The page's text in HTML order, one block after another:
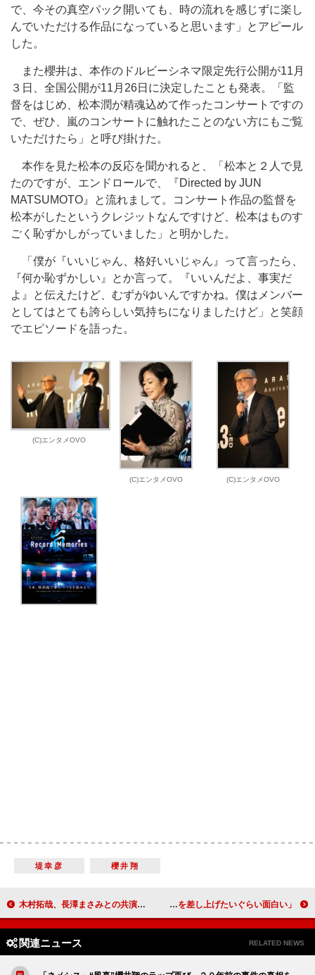
で、今その真空パック開いても、時の流れを感じずに楽し
んでいただける作品になっていると思います」とアピール
した。
また櫻井は、本作のドルビーシネマ限定先行公開が11月
３日、全国公開が11月26日に決定したことも発表。「監
督をはじめ、松本潤が精魂込めて作ったコンサートですの
で、ぜひ、嵐のコンサートに触れたことのない方にもご覧
いただけたら」と呼び掛けた。
本作を見た松本の反応を聞かれると、「松本と２人で見
たのですが、エンドロールで、『Directed by JUN
MATSUMOTO』と流れまして。コンサート作品の監督を
松本がしたというクレジットなんですけど、松本はものす
ごく恥ずかしがっていました」と明かした。
「僕が『いいじゃん、格好いいじゃん』って言ったら、
『何か恥ずかしい』とか言って。『いいんだよ、事実だ
よ』と伝えたけど、むずがゆいんですかね。僕はメンバー
としてはとても誇らしい気持ちになりましたけど」と笑顔
でエピソードを語った。
(C)エンタメOVO
(C)エンタメOVO (C)エンタメOVO
堤幸彦 櫻井翔
木村拓哉、長澤まさみとの共演は「非常に気持ちよくセッションが進む感じ」 長澤「木村さんは柔軟なスポンジのよう」 大泉洋、特に気になるキャラクターは「ローズ」 「演劇大賞を差し上げたいぐらい面白い」
関連ニュース RELATED NEWS